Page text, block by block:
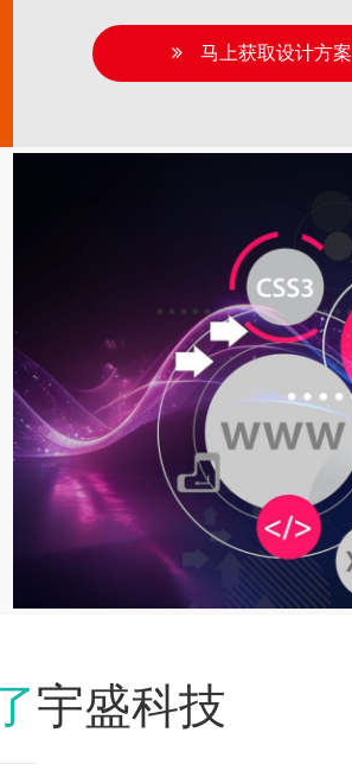
马上获取设计方案
宇盛科技